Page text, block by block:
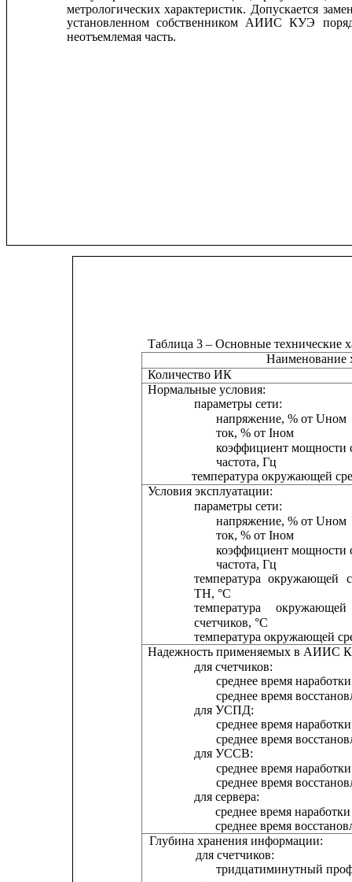
метрологических характеристик. Допускается
установленном собственником АИИС КУЭ
неотъемлемая часть.
Таблица 3 – Основные технические
Наименование
Количество ИК
Нормальные условия:
параметры сети:
напряжение, % от Uном
ток, % от Iном
коэффициент мощности
частота, Гц
температура окружающей
Условия эксплуатации:
параметры сети:
напряжение, % от Uном
ток, % от Iном
коэффициент мощности
частота, Гц
температура окружающей
ТН, °С
температура
окружающей
счетчиков, °С
температура окружающей
Надежность применяемых в АИИС
для счетчиков:
среднее время
среднее время
для УСПД:
среднее время
среднее время
для УССВ:
среднее время
среднее время
для сервера:
среднее время
среднее время
Глубина хранения информации:
для счетчиков:
тридцатиминутный